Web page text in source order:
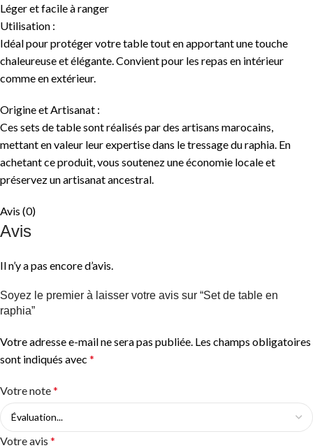
Léger et facile à ranger
Utilisation :
Idéal pour protéger votre table tout en apportant une touche
chaleureuse et élégante. Convient pour les repas en intérieur
comme en extérieur.
Origine et Artisanat :
Ces sets de table sont réalisés par des artisans marocains,
mettant en valeur leur expertise dans le tressage du raphia. En
achetant ce produit, vous soutenez une économie locale et
préservez un artisanat ancestral.
Avis (0)
Avis
Il n’y a pas encore d’avis.
Soyez le premier à laisser votre avis sur “Set de table en
raphia”
Votre adresse e-mail ne sera pas publiée. Les champs obligatoires
sont indiqués avec *
Votre note*
Votre avis *